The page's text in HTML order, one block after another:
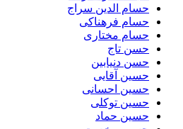
حسام الدین سراج
حسام فرهناکی
حسام مختاری
حسن تاج
حسن دنیابین
حسین آقایی
حسین احسانی
حسین توکلی
حسین حماد